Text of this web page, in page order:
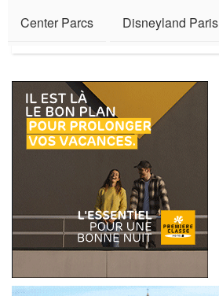
Center Parcs Disneyland Paris